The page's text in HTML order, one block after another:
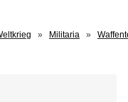
» Militaria »